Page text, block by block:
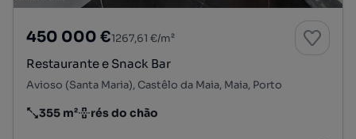
450 000 €1267,61 €/m²
Restaurante e Snack Bar
Avioso (Santa Maria), Castêlo da Maia, Maia, Porto
Preço por metro quadrado
355 m²
Andar rés do chão